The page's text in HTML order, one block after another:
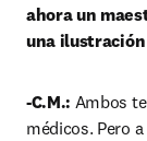
ahora un
una ilustración
-C.M.: Ambos
médicos. Pero